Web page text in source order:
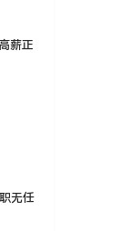
薪正
无任